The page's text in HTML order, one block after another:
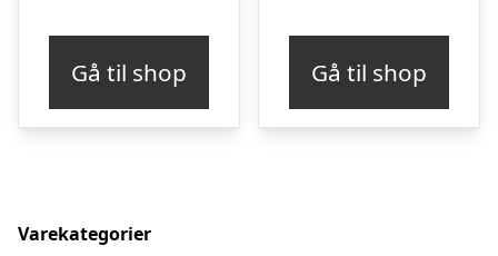
Gå til shop Gå til shop
Varekategorier